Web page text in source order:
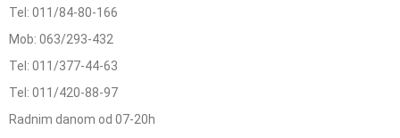
Tel: 011/84-80-166
Mob: 063/293-432
Tel: 011/377-44-63
Tel: 011/420-88-97
Radnim danom od 07-20h